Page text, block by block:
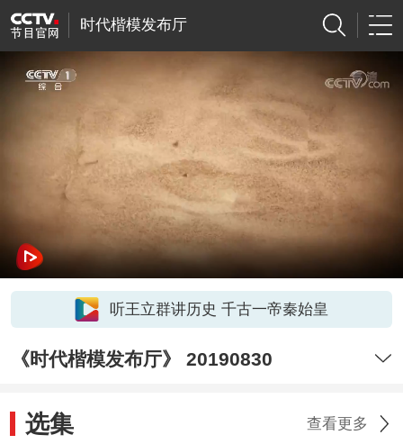
时代楷模发布厅
听王立群讲历史 千古一帝秦始皇
《时代楷模发布厅》 20190830
选集 查看更多